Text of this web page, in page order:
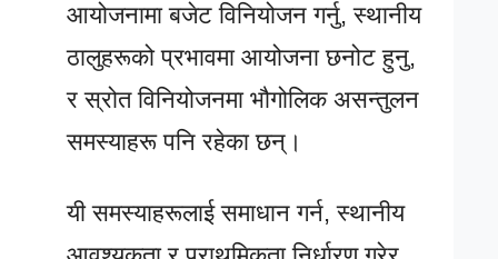
आयोजनामा बजेट विनियोजन गर्नु, स्थानीय
ठालुहरूको प्रभावमा आयोजना छनोट हुनु,
र स्रोत विनियोजनमा भौगोलिक असन्तुलन
समस्याहरू पनि रहेका छन्।
यी समस्याहरूलाई समाधान गर्न, स्थानीय